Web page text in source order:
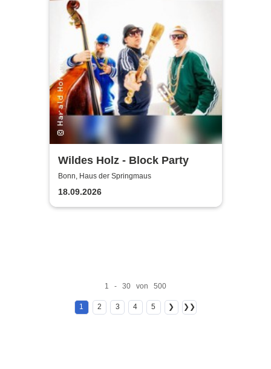
Wildes Holz - Block Party
Bonn, Haus der Springmaus
18.09.2026
1 - 30 von 500
1 2 3 4 5 ❯ ❯❯